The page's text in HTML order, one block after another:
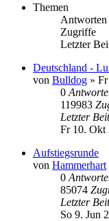
Themen
Antworten
Zugriffe
Letzter
Deutschland -
von Bulldog »
0
119983
Letzter
Fr 10. Okt
Aufstiegsrunde
von Hammerhart
0
85074
Letzter
So 9. Jun